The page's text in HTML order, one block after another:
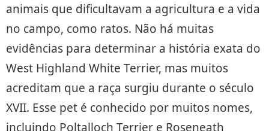
animais que dificultavam a agricultura e a vida
no campo, como ratos. Não há muitas
evidências para determinar a história exata do
West Highland White Terrier, mas muitos
acreditam que a raça surgiu durante o século
XVII. Esse pet é conhecido por muitos nomes,
incluindo Poltalloch Terrier e Roseneath